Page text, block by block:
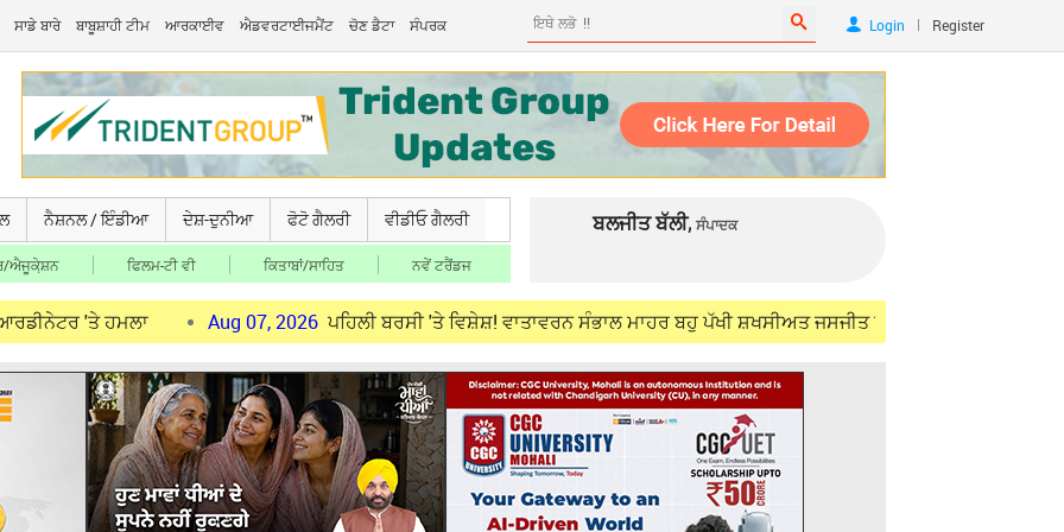
ਸਾਡੇ ਬਾਰੇ ਬਾਬੂਸ਼ਾਹੀ ਟੀਮ ਆਰਕਾਈਵ ਐਡਵਰਟਾਈਜਮੈਂਟ ਚੋਣ ਡੈਟਾ ਸੰਪਰਕ Login | Register
ਨੈਸ਼ਨਲ / ਇੰਡੀਆ ਦੇਸ਼-ਦੁਨੀਆ ਫੋਟੋ ਗੈਲਰੀ ਵੀਡੀਓ ਗੈਲਰੀ
ਐਜੂਕੇ਼ਸ਼ਨ ਫਿਲਮ-ਟੀ ਵੀ ਕਿਤਾਬਾਂ/ਸਾਹਿਤ ਨਵੇਂ ਟਰੈਂਡਜ
ਬਲਜੀਤ ਬੱਲੀ, ਸੰਪਾਦਕ
ਹਮਲਾ Aug 07, 2026 ਪਹਿਲੀ ਬਰਸੀ 'ਤੇ ਵਿਸ਼ੇਸ਼! ਵਾਤਾਵਰਨ ਸੰਭਾਲ ਮਾਹਰ ਬਹੁ ਪੱਖੀ ਸ਼ਖਸੀਅਤ ਜਸਜੀਤ ਸਿੰਘ ਸਮੁੰਦਰੀ (IFS) ਨੂੰ ਯਾਦ ਕਰਦਿਆਂ